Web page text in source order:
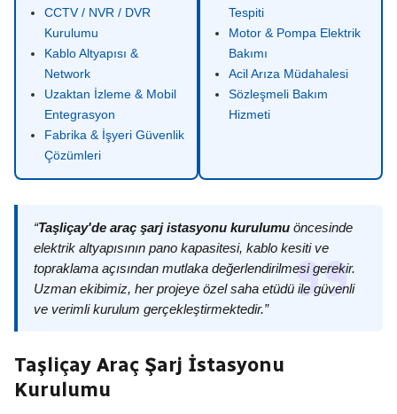
CCTV / NVR / DVR
Kurulumu
Kablo Altyapısı &
Network
Uzaktan İzleme & Mobil
Entegrasyon
Fabrika & İşyeri Güvenlik
Çözümleri
Tespiti
Motor & Pompa Elektrik
Bakımı
Acil Arıza Müdahalesi
Sözleşmeli Bakım
Hizmeti
“Taşliçay'de araç şarj istasyonu kurulumu öncesinde
elektrik altyapısının pano kapasitesi, kablo kesiti ve
topraklama açısından mutlaka değerlendirilmesi gerekir.
Uzman ekibimiz, her projeye özel saha etüdü ile güvenli
ve verimli kurulum gerçekleştirmektedir.”
Taşliçay Araç Şarj İstasyonu
Kurulumu